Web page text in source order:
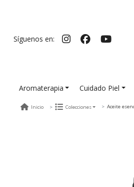
Síguenos en:
Aromaterapia Cuidado Piel
Inicio Colecciones Aceite